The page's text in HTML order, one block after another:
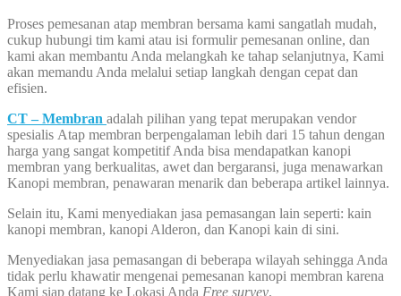
Proses pemesanan atap membran bersama kami sangatlah mudah,
cukup hubungi tim kami atau isi formulir pemesanan online, dan
kami akan membantu Anda melangkah ke tahap selanjutnya, Kami
akan memandu Anda melalui setiap langkah dengan cepat dan
efisien.
CT – Membran adalah pilihan yang tepat merupakan vendor
spesialis Atap membran berpengalaman lebih dari 15 tahun dengan
harga yang sangat kompetitif Anda bisa mendapatkan kanopi
membran yang berkualitas, awet dan bergaransi, juga menawarkan
Kanopi membran, penawaran menarik dan beberapa artikel lainnya.
Selain itu, Kami menyediakan jasa pemasangan lain seperti: kain
kanopi membran, kanopi Alderon, dan Kanopi kain di sini.
Menyediakan jasa pemasangan di beberapa wilayah sehingga Anda
tidak perlu khawatir mengenai pemesanan kanopi membran karena
Kami siap datang ke Lokasi Anda Free survey.